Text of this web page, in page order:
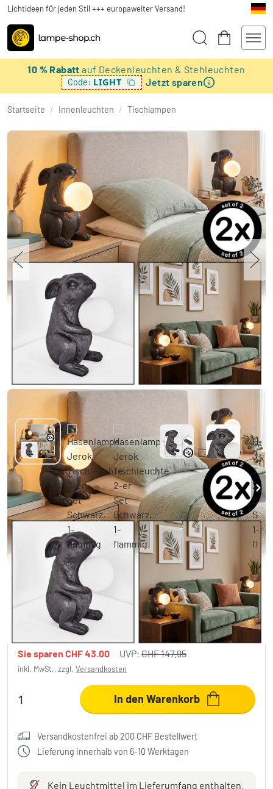
Lichtideen für jeden Stil +++ europaweiter Versand!
10 % Rabattauf Deckenleuchten & Stehleuchten
Code: LIGHT Jetzt sparen
Startseite / Innenleuchten / Tischlampen
Hasenlampe Jerok Tischleuchte 2-er Set
Schwarz, 1-flammig
CHF 104.95
Sie sparen CHF 43.00 UVP: CHF 147.95
inkl. MwSt., zzgl. Versandkosten
In den Warenkorb
Versandkostenfrei ab 200 CHF Bestellwert
Lieferung innerhalb von 6-10 Werktagen
Kein Leuchtmittel im Lieferumfang enthalten.